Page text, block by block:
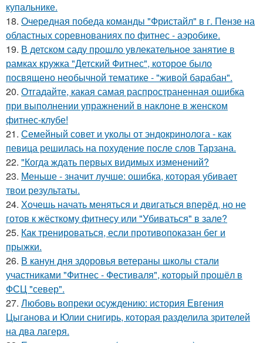
купальнике.
18. Очередная победа команды "Фристайл" в г. Пензе на
областных соревнованиях по фитнес - аэробике.
19. В детском саду прошло увлекательное занятие в
рамках кружка "Детский Фитнес", которое было
посвящено необычной тематике - "живой барабан".
20. Отгадайте, какая самая распространенная ошибка
при выполнении упражнений в наклоне в женском
фитнес-клубе!
21. Семейный совет и уколы от эндокринолога - как
певица решилась на похудение после слов Тарзана.
22. "Когда ждать первых видимых изменений?
23. Меньше - значит лучше: ошибка, которая убивает
твои результаты.
24. Хочешь начать меняться и двигаться вперёд, но не
готов к жёсткому фитнесу или "Убиваться" в зале?
25. Как тренироваться, если противопоказан бег и
прыжки.
26. В канун дня здоровья ветераны школы стали
участниками "Фитнес - Фестиваля", который прошёл в
ФСЦ "север".
27. Любовь вопреки осуждению: история Евгения
Цыганова и Юлии снигирь, которая разделила зрителей
на два лагеря.